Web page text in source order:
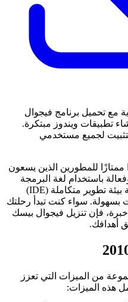
مع تحميل برنامج فيجوال
لإنشاء تطبيقات ويندوز مبتكرة.
لجميع مستخدمي
فيجوال بيسك 2010 خيارًا ممتازًا للمطورين الذين يسعون
باستخدام لغة البرمجة
Visual Basic NET. توفر هذه النسخة بيئة تطوير متكاملة (IDE)
بسهولة. سواء كنت تبدأ رحلتك
فإن تنزيل فيجوال بيسك
فيجوال بيسك 2010 مجموعة من الميزات التي تعزز
هذه الميزات: